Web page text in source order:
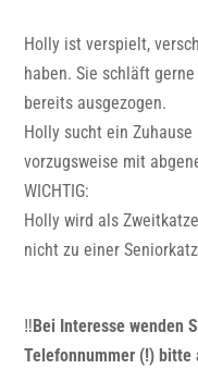
Holly ist verspielt,
haben. Sie schläft
bereits ausgezogen.
Holly sucht ein
vorzugsweise mit
WICHTIG:
Holly wird als
nicht zu einer
‼️Bei Interesse wenden
Telefonnummer (!) bitte